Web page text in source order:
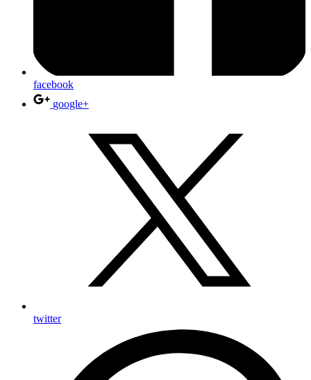
facebook
google+
twitter